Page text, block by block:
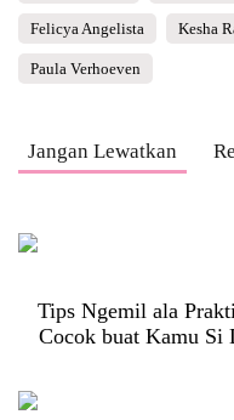
Felicya Angelista Kesha
Paula Verhoeven
Jangan Lewatkan
Tips Ngemil ala
Cocok buat Kamu Si